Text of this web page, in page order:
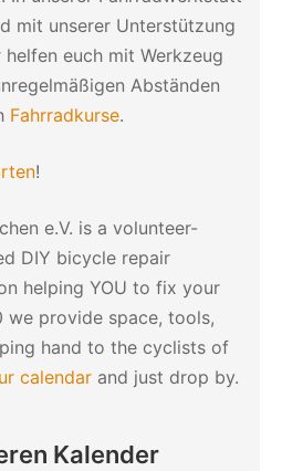
mit unserer Unterstützung
helfen euch mit Werkzeug
Abständen
Fahrradkurse.
!
e.V. is a volunteer-
DIY bicycle repair
helping YOU to fix your
we provide space, tools,
hand to the cyclists of
calendar and just drop by.
Kalender